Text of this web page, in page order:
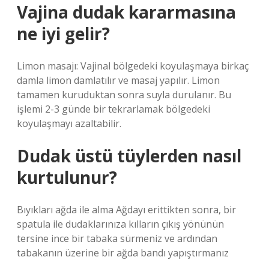
Vajina dudak kararmasına
ne iyi gelir?
Limon masajı: Vajinal bölgedeki koyulaşmaya birkaç
damla limon damlatılır ve masaj yapılır. Limon
tamamen kuruduktan sonra suyla durulanır. Bu
işlemi 2-3 günde bir tekrarlamak bölgedeki
koyulaşmayı azaltabilir.
Dudak üstü tüylerden nasıl
kurtulunur?
Bıyıkları ağda ile alma Ağdayı erittikten sonra, bir
spatula ile dudaklarınıza kılların çıkış yönünün
tersine ince bir tabaka sürmeniz ve ardından
tabakanın üzerine bir ağda bandı yapıştırmanız